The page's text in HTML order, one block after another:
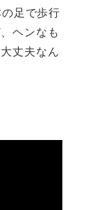
足で歩行
ヘンなも
丈夫なん